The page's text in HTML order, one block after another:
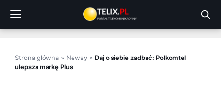
treści
Strona główna » Newsy» Daj o siebie zadbać: Polkomtel
ulepsza markę Plus